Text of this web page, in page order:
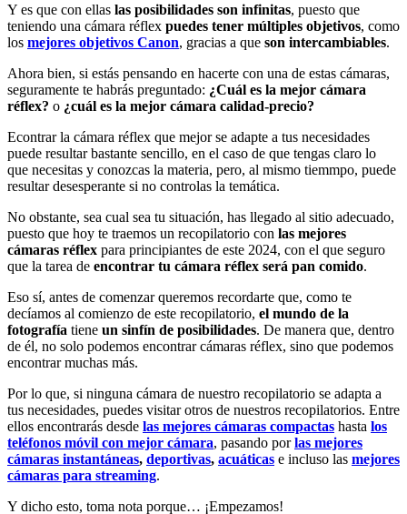
Y es que con ellas las posibilidades son infinitas, puesto que
teniendo una cámara réflex puedes tener múltiples objetivos, como
los mejores objetivos Canon, gracias a que son intercambiables.
Ahora bien, si estás pensando en hacerte con una de estas cámaras,
seguramente te habrás preguntado: ¿Cuál es la mejor cámara
réflex? o ¿cuál es la mejor cámara calidad-precio?
Econtrar la cámara réflex que mejor se adapte a tus necesidades
puede resultar bastante sencillo, en el caso de que tengas claro lo
que necesitas y conozcas la materia, pero, al mismo tiemmpo, puede
resultar desesperante si no controlas la temática.
No obstante, sea cual sea tu situación, has llegado al sitio adecuado,
puesto que hoy te traemos un recopilatorio con las mejores
cámaras réflex para principiantes de este 2024, con el que seguro
que la tarea de encontrar tu cámara réflex será pan comido.
Eso sí, antes de comenzar queremos recordarte que, como te
decíamos al comienzo de este recopilatorio, el mundo de la
fotografía tiene un sinfín de posibilidades. De manera que, dentro
de él, no solo podemos encontrar cámaras réflex, sino que podemos
encontrar muchas más.
Por lo que, si ninguna cámara de nuestro recopilatorio se adapta a
tus necesidades, puedes visitar otros de nuestros recopilatorios. Entre
ellos encontrarás desde las mejores cámaras compactas hasta los
teléfonos móvil con mejor cámara, pasando porlas mejores
cámaras instantáneas, deportivas, acuáticas e incluso las mejores
cámaras para streaming.
Y dicho esto, toma nota porque… ¡Empezamos!